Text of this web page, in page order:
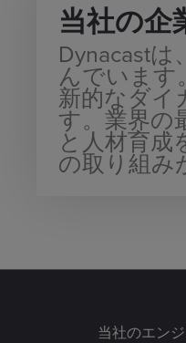
当社の企
Dynacast
んでいます
新的なダイ
す。業界の
と人材育成
の取り組み
当社のエン